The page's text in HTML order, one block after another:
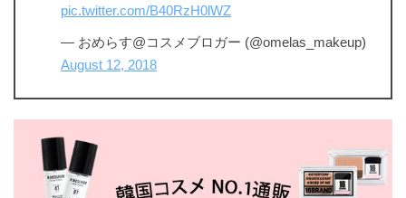
pic.twitter.com/B40RzH0lWZ
— おめらす@コスメブロガー (@omelas_makeup)
August 12, 2018